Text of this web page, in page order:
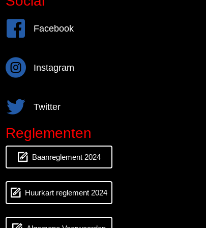
FacebookFacebook
InstagramInstagram
Twitter Twitter
Reglementen
Baanreglement 2024
Huurkart reglement 2024